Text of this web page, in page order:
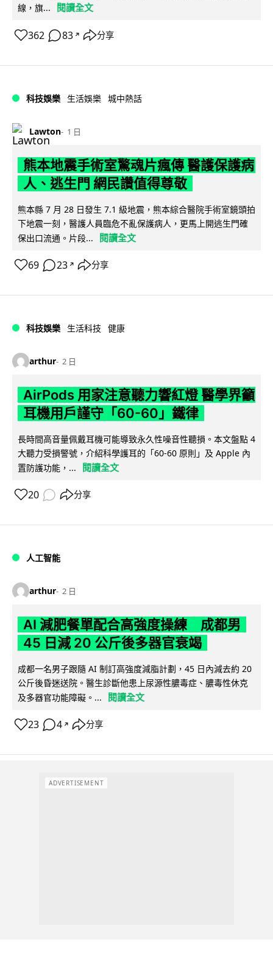
線，旗...
閱讀全文
362 83 ↗ 分享
科技娛樂 生活娛樂 城中熱話
Lawton 1 日
熊本地震手術室驚魂片瘋傳 醫護保護病
人、逃生門 網民讚值得尊敬
熊本縣 7 月 28 日發生 7.1 級地震，熊本綜合醫院手術室鏡頭拍
下地震一刻，醫護人員臨危不亂保護病人，更馬上開逃生門確
保出口流通。片段...
閱讀全文
69 23 ↗ 分享
科技娛樂 生活科技 健康
arthur 2 日
AirPods 用家注意聽力響紅燈 醫學界籲
耳機用戶謹守「60-60」鐵律
長時間高音量佩戴耳機可能導致永久性噪音性聽損。本文盤點 4
大聽力受損警號，介紹科學護耳的「60-60 原則」及 Apple 內
置防護功能，...
閱讀全文
20 分享
人工智能
arthur 2 日
AI 減肥餐單配合高強度操練 成都男
45 日減 20 公斤後多器官衰竭
成都一名男子跟隨 AI 制訂高強度減脂計劃，45 日內減去約 20
公斤後昏迷送院。醫生診斷他患上尿源性膿毒症、膿毒性休克
及多器官功能障礙。...
閱讀全文
23 4 ↗ 分享
ADVERTISEMENT